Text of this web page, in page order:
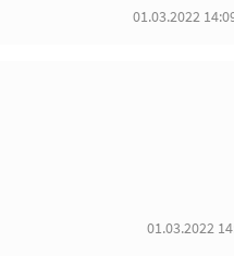
01.03.2022
01.03.2022